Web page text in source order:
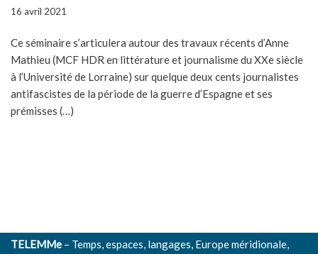
16 avril 2021
Ce séminaire s’articulera autour des travaux récents d’Anne
Mathieu (MCF HDR en littérature et journalisme du XXe siècle
à l’Université de Lorraine) sur quelque deux cents journalistes
antifascistes de la période de la guerre d’Espagne et ses
prémisses (…)
TELEMMe – Temps, espaces, langages, Europe méridionale,